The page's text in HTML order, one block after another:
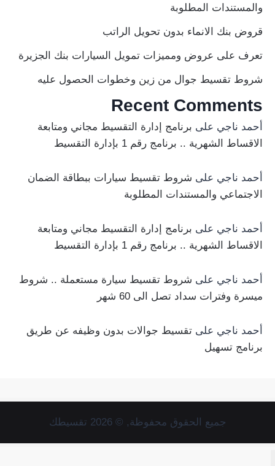
والمستندات المطلوبة
قروض بنك الانماء بدون تحويل الراتب
تعرف على عروض ومميزات تمويل السيارات بنك الجزيرة
شروط تقسيط جوال من زين وخطوات الحصول عليه
Recent Comments
أحمد ناجي على برنامج إدارة التقسيط مجاني ومتابعة
الاقساط الشهرية .. برنامج رقم 1 بإدارة التقسيط
أحمد ناجي على شروط تقسيط سيارات ببطاقة الضمان
الاجتماعي والمستندات المطلوبة
أحمد ناجي على برنامج إدارة التقسيط مجاني ومتابعة
الاقساط الشهرية .. برنامج رقم 1 بإدارة التقسيط
أحمد ناجي على شروط تقسيط سيارة مستعملة .. شروط
ميسرة وفترات سداد تصل الى 60 شهر
أحمد ناجي على تقسيط جوالات بدون وظيفه عن طريق
برنامج تسهيل
جميع الحقوق محفوظة, © 2026 تقسيطك